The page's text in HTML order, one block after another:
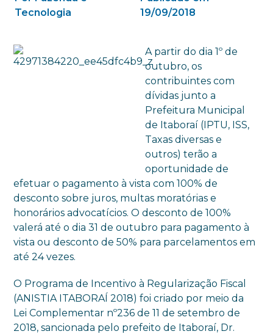
Tecnologia
19/09/2018
A partir do dia 1º de
outubro, os
contribuintes com
dívidas junto a
Prefeitura Municipal
de Itaboraí (IPTU, ISS,
Taxas diversas e
outros) terão a
oportunidade de
efetuar o pagamento à vista com 100% de
desconto sobre juros, multas moratórias e
honorários advocatícios. O desconto de 100%
valerá até o dia 31 de outubro para pagamento à
vista ou desconto de 50% para parcelamentos em
até 24 vezes.
O Programa de Incentivo à Regularização Fiscal
(ANISTIA ITABORAÍ 2018) foi criado por meio da
Lei Complementar nº236 de 11 de setembro de
2018, sancionada pelo prefeito de Itaboraí, Dr.